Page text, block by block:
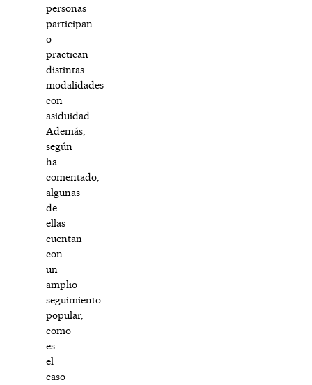
personas
participan
o
practican
distintas
modalidades
con
asiduidad.
Además,
según
ha
comentado,
algunas
de
ellas
cuentan
con
un
amplio
seguimiento
popular,
como
es
el
caso